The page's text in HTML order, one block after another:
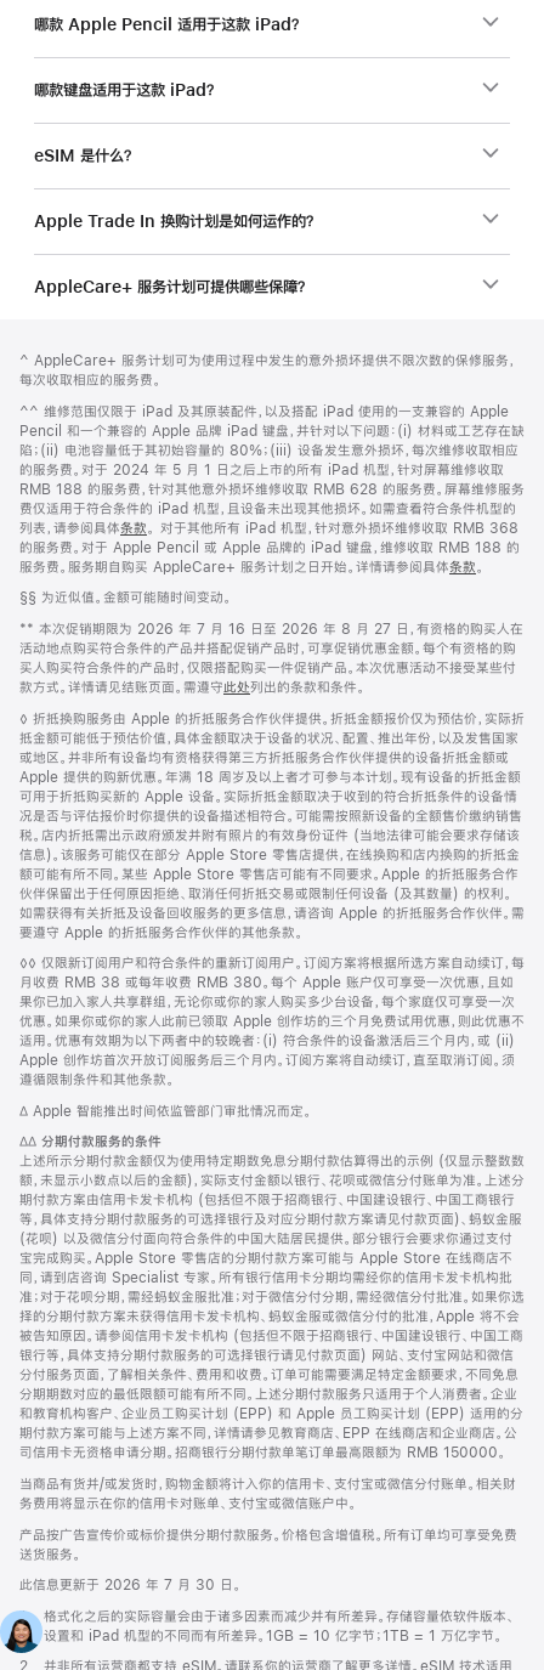
哪款 Apple Pencil 适用于这款 iPad？
哪款键盘适用于这款 iPad？
eSIM 是什么？
Apple Trade In 换购计划是如何运作的？
AppleCare+ 服务计划可提供哪些保障？
页
页
脚
注
脚
注
^ AppleCare+ 服务计划可为使用过程中发生的意外损坏提供不限次数的保修服务，
每次收取相应的服务费。
脚
注
^^ 维修范围仅限于 iPad 及其原装配件，以及搭配 iPad 使用的一支兼容的 Apple
Pencil 和一个兼容的 Apple 品牌 iPad 键盘，并针对以下问题：(i) 材料或工艺存在缺
陷；(ii) 电池容量低于其初始容量的 80%；(iii) 设备发生意外损坏，每次维修收取相应
的服务费。对于 2024 年 5 月 1 日之后上市的所有 iPad 机型，针对屏幕维修收取
RMB 188 的服务费，针对其他意外损坏维修收取 RMB 628 的服务费。屏幕维修服务
费仅适用于符合条件的 iPad 机型，且设备未出现其他损坏。如需查看符合条件机型的
列表，请参阅具体条款。 对于其他所有 iPad 机型，针对意外损坏维修收取 RMB 368
的服务费。对于 Apple Pencil 或 Apple 品牌的 iPad 键盘，维修收取 RMB 188 的
服务费。服务期自购买 AppleCare+ 服务计划之日开始。详情请参阅具体条款。
脚
§§ 为近似值。金额可能随时间变动。
脚
注
** 本次促销期限为 2026 年 7 月 16 日至 2026 年 8 月 27 日，有资格的购买人在
活动地点购买符合条件的产品并搭配促销产品时，可享促销优惠金额。每个有资格的购
买人购买符合条件的产品时，仅限搭配购买一件促销产品。本次优惠活动不接受某些付
款方式。详情请见结账页面。需遵守此处列出的条款和条件。
脚
注
◊ 折抵换购服务由 Apple 的折抵服务合作伙伴提供。折抵金额报价仅为预估价，实际折
抵金额可能低于预估价值，具体金额取决于设备的状况、配置、推出年份，以及发售国家
或地区。并非所有设备均有资格获得第三方折抵服务合作伙伴提供的设备折抵金额或
Apple 提供的购新优惠。年满 18 周岁及以上者才可参与本计划。现有设备的折抵金额
可用于折抵购买新的 Apple 设备。实际折抵金额取决于收到的符合折抵条件的设备情
况是否与评估报价时你提供的设备描述相符合。可能需按照新设备的全额售价缴纳销售
税。店内折抵需出示政府颁发并附有照片的有效身份证件 (当地法律可能会要求存储该
信息)。该服务可能仅在部分 Apple Store 零售店提供，在线换购和店内换购的折抵金
额可能有所不同。某些 Apple Store 零售店可能有不同要求。Apple 的折抵服务合作
伙伴保留出于任何原因拒绝、取消任何折抵交易或限制任何设备 (及其数量) 的权利。
如需获得有关折抵及设备回收服务的更多信息，请咨询 Apple 的折抵服务合作伙伴。需
要遵守 Apple 的折抵服务合作伙伴的其他条款。
脚
注
◊◊ 仅限新订阅用户和符合条件的重新订阅用户。订阅方案将根据所选方案自动续订，每
月收费 RMB 38 或每年收费 RMB 380。每个 Apple 账户仅可享受一次优惠，且如
果你已加入家人共享群组，无论你或你的家人购买多少台设备，每个家庭仅可享受一次
优惠。如果你或你的家人此前已领取 Apple 创作坊的三个月免费试用优惠，则此优惠不
适用。优惠有效期为以下两者中的较晚者：(i) 符合条件的设备激活后三个月内，或 (ii)
Apple 创作坊首次开放订阅服务后三个月内。订阅方案将自动续订，直至取消订阅。须
遵循限制条件和其他条款。
脚
∆ Apple 智能推出时间依监管部门审批情况而定。
脚
注
∆∆ 分期付款服务的条件
上述所示分期付款金额仅为使用特定期数免息分期付款估算得出的示例 (仅显示整数数
额，未显示小数点以后的金额)，实际支付金额以银行、花呗或微信分付账单为准。上述分
期付款方案由信用卡发卡机构 (包括但不限于招商银行、中国建设银行、中国工商银行
等，具体支持分期付款服务的可选择银行及对应分期付款方案请见付款页面)、蚂蚁金服
(花呗) 以及微信分付面向符合条件的中国大陆居民提供。部分银行会要求你通过支付
宝完成购买。Apple Store 零售店的分期付款方案可能与 Apple Store 在线商店不
同，请到店咨询 Specialist 专家。所有银行信用卡分期均需经你的信用卡发卡机构批
准；对于花呗分期，需经蚂蚁金服批准；对于微信分付分期，需经微信分付批准。如果你选
择的分期付款方案未获得信用卡发卡机构、蚂蚁金服或微信分付的批准，Apple 将不会
被告知原因。请参阅信用卡发卡机构 (包括但不限于招商银行、中国建设银行、中国工商
银行等，具体支持分期付款服务的可选择银行请见付款页面) 网站、支付宝网站和微信
分付服务页面，了解相关条件、费用和收费。订单可能需要满足特定金额要求，不同免息
分期期数对应的最低限额可能有所不同。上述分期付款服务只适用于个人消费者。企业
和教育机构客户、企业员工购买计划 (EPP) 和 Apple 员工购买计划 (EPP) 适用的分
期付款方案可能与上述方案不同，详情请参见教育商店、EPP 在线商店和企业商店。公
司信用卡无资格申请分期。招商银行分期付款单笔订单最高限额为 RMB 150000。
当商品有货并/或发货时，购物金额将计入你的信用卡、支付宝或微信分付账单。相关财
务费用将显示在你的信用卡对账单、支付宝或微信账户中。
产品按广告宣传价或标价提供分期付款服务。价格包含增值税。所有订单均可享受免费
送货服务。
此信息更新于 2026 年 7 月 30 日。
脚
注
1.
格式化之后的实际容量会由于诸多因素而减少并有所差异。存储容量依软件版本、
设置和 iPad 机型的不同而有所差异。1GB = 10 亿字节；1TB = 1 万亿字节。
脚
2. 并非所有运营商都支持 eSIM。请联系你的运营商了解更多详情。eSIM 技术适用